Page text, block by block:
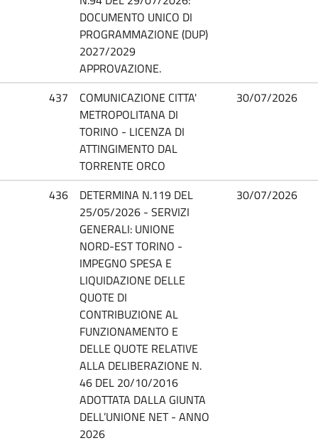
DOCUMENTO UNICO DI
PROGRAMMAZIONE (DUP)
2027/2029
APPROVAZIONE.
437
COMUNICAZIONE CITTA'
METROPOLITANA DI
TORINO - LICENZA DI
ATTINGIMENTO DAL
TORRENTE ORCO
30/07/2026
436
DETERMINA N.119 DEL
25/05/2026 - SERVIZI
GENERALI: UNIONE
NORD-EST TORINO -
IMPEGNO SPESA E
LIQUIDAZIONE DELLE
QUOTE DI
CONTRIBUZIONE AL
FUNZIONAMENTO E
DELLE QUOTE RELATIVE
ALLA DELIBERAZIONE N.
46 DEL 20/10/2016
ADOTTATA DALLA GIUNTA
DELL’UNIONE NET - ANNO
2026
30/07/2026